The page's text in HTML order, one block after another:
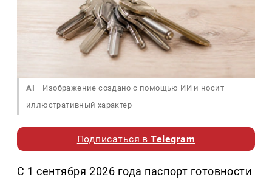
AI
Изображение создано с помощью ИИ и носит
иллюстративный характер
Подписаться вTelegram
С 1 сентября 2026 года паспорт готовности